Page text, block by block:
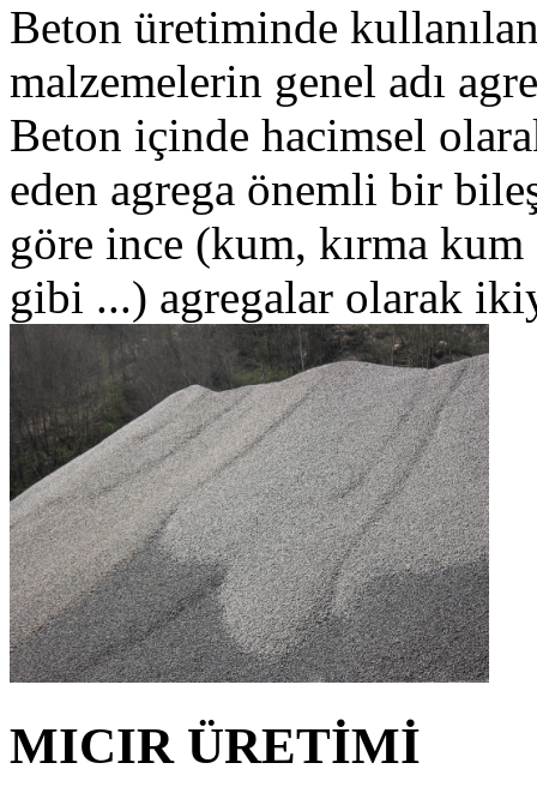
Beton üretiminde
malzemelerin genel adı
Beton içinde hacimsel
eden agrega önemli bir
göre ince (kum, kırma
gibi ...) agregalar olarak
MICIR ÜRETİMİ